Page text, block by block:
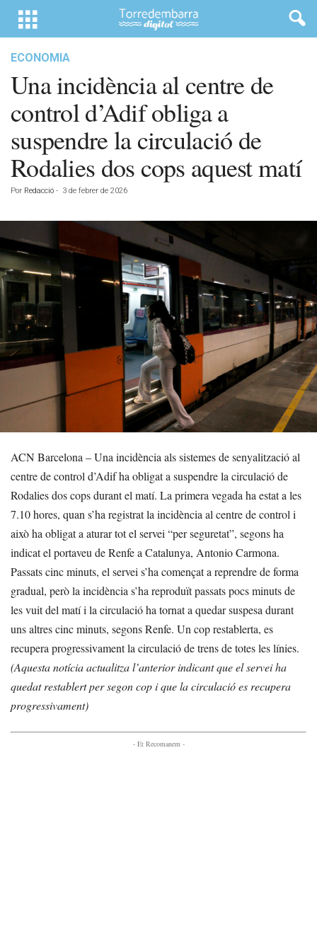
ECONOMIA
Una incidència al centre de
control d’Adif obliga a
suspendre la circulació de
Rodalies dos cops aquest matí
Por Redacció - 3 de febrer de 2026
ACN Barcelona – Una incidència als sistemes de senyalització al
centre de control d’Adif ha obligat a suspendre la circulació de
Rodalies dos cops durant el matí. La primera vegada ha estat a les
7.10 hores, quan s’ha registrat la incidència al centre de control i
això ha obligat a aturar tot el servei “per seguretat”, segons ha
indicat el portaveu de Renfe a Catalunya, Antonio Carmona.
Passats cinc minuts, el servei s’ha començat a reprendre de forma
gradual, però la incidència s’ha reproduït passats pocs minuts de
les vuit del matí i la circulació ha tornat a quedar suspesa durant
uns altres cinc minuts, segons Renfe. Un cop restablerta, es
recupera progressivament la circulació de trens de totes les línies.
(Aquesta notícia actualitza l’anterior indicant que el servei ha
quedat restablert per segon cop i que la circulació es recupera
progressivament)
- Et Recomanem -